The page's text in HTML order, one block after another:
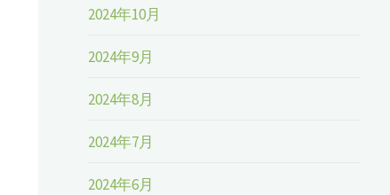
2024年10月
2024年9月
2024年8月
2024年7月
2024年6月